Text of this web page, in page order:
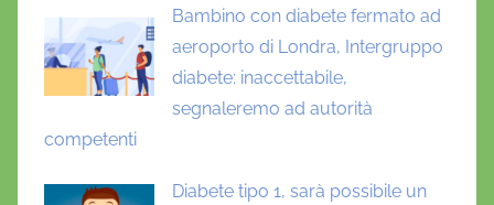
Bambino con diabete fermato ad
aeroporto di Londra, Intergruppo
diabete: inaccettabile,
segnaleremo ad autorità
competenti
Diabete tipo 1, sarà possibile un